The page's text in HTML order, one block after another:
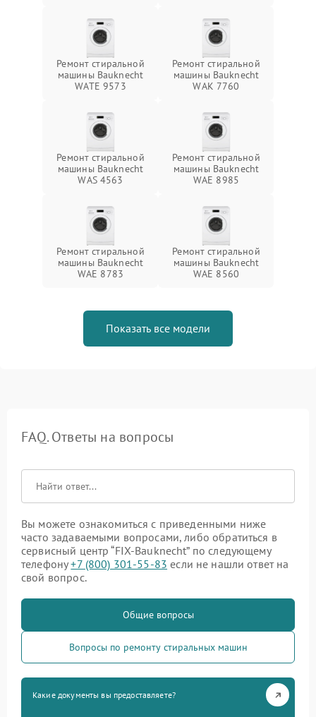
Ремонт стиральной
машины Bauknecht
WATE 9573
Ремонт стиральной
машины Bauknecht
WAK 7760
Ремонт стиральной
машины Bauknecht
WAS 4563
Ремонт стиральной
машины Bauknecht
WAE 8985
Ремонт стиральной
машины Bauknecht
WAE 8783
Ремонт стиральной
машины Bauknecht
WAE 8560
Показать все модели
FAQ. Ответы на вопросы
Вы можете ознакомиться с приведенными ниже
часто задаваемыми вопросами, либо обратиться в
сервисный центр “FIX-Bauknecht” по следующему
телефону+7 (800) 301-55-83 если не нашли ответ на
свой вопрос.
Общие вопросы
Вопросы по ремонту стиральных машин
Какие документы вы предоставляете?